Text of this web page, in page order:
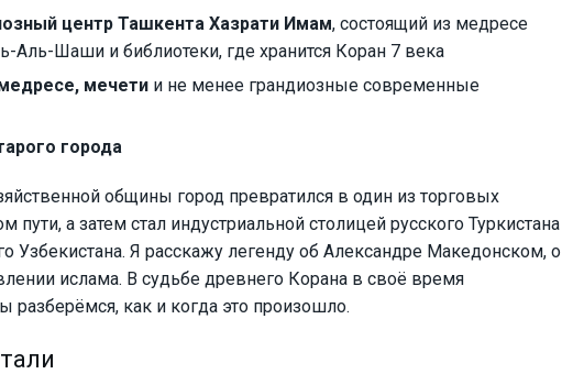
центр Ташкента Хазрати Имам, состоящий из медресе
Аль-Шаши и библиотеки, где хранится Коран 7 века
мечети и не менее грандиозные современные
города
общины город превратился в один из торговых
а затем стал индустриальной столицей русского Туркистана
Узбекистана. Я расскажу легенду об Александре Македонском, о
ислама. В судьбе древнего Корана в своё время
разберёмся, как и когда это произошло.